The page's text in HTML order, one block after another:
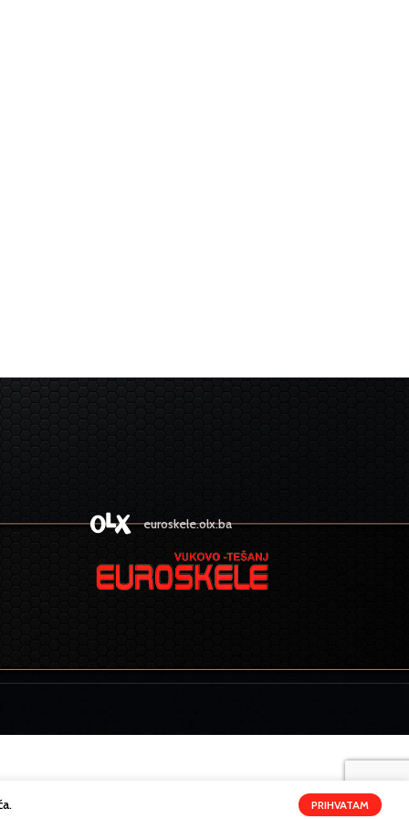
euroskele.olx.ba
PRIHVATAM